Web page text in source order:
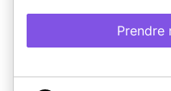
Prendre